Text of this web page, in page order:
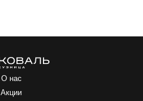
О нас
Акции